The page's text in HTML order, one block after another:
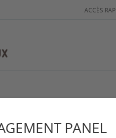
PANEL
ACCÈS